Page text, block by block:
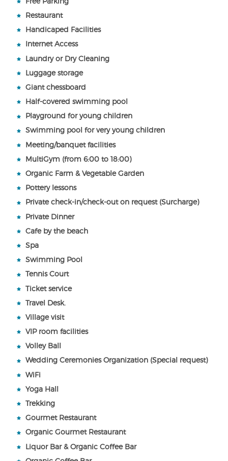
Restaurant
Handicaped Facilities
Internet Access
Laundry or Dry Cleaning
Luggage storage
Giant chessboard
Half-covered swimming pool
Playground for young children
Swimming pool for very young children
Meeting/banquet facilities
MultiGym (from 6:00 to 18:00)
Organic Farm & Vegetable Garden
Pottery lessons
Private check-in/check-out on request (Surcharge)
Private Dinner
Cafe by the beach
Spa
Swimming Pool
Tennis Court
Ticket service
Travel Desk.
Village visit
VIP room facilities
Volley Ball
Wedding Ceremonies Organization (Special request)
WiFi
Yoga Hall
Trekking
Gourmet Restaurant
Organic Gourmet Restaurant
Liquor Bar & Organic Coffee Bar